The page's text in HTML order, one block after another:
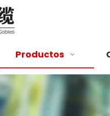
Productos